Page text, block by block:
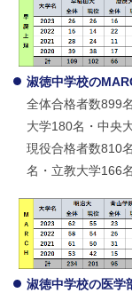
淑徳中学校の
全体合格者数899
大学180名・中央
現役合格者数810
名・立教大学166
淑徳中学校の医学